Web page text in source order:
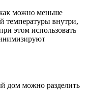
можно меньше
температуры внутри,
этом использовать
дом можно разделить